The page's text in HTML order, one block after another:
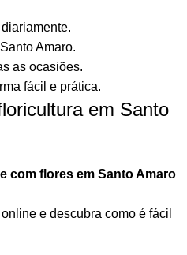
Amaro.
as ocasiões.
fácil e prática.
em Santo
com flores em Santo Amaro
e descubra como é fácil